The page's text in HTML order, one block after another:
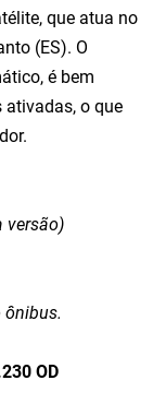
que atua no
(ES). O
é bem
o que
versão)
ônibus.
OD